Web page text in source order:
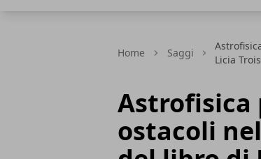
Home Saggi
Licia
ostacoli